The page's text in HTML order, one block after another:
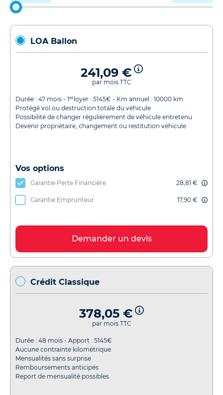
LOA Ballon
241,09 €
par mois TTC
Durée : 47 mois - 1er loyer : 5145€ - Km annuel : 10000 km
Protégé vol ou destruction totale du véhicule
Possibilité de changer régulièrement de véhicule entretenu
Devenir propriétaire, changement ou restitution véhicule
Vos options
Garantie Perte Financière 28,81 €
Garantie Emprunteur 17,90 €
Demander un devis
Crédit Classique
378,05 €
par mois TTC
Durée : 48 mois - Apport : 5145€
Aucune contrainte kilométrique
Mensualités sans surprise
Remboursements anticipés
Report de mensualité possibles